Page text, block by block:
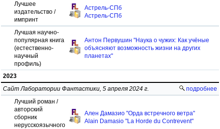
Лучшее
издательство /
импринт
Астрель-СПб
Астрель-СПб
Лучшая научно-
популярная книга
(естественно-
научный
профиль)
Антон Первушин "Наука о чужих: Как учёные
объясняют возможность жизни на других
планетах"
2023
подробнее
Сайт Лаборатории Фантастики, 5 апреля 2024 г.
Лучший роман /
авторский
сборник
нерусскоязычного
Ален Дамазио "Орда встречного ветра"
Alain Damasio "La Horde du Contrevent"